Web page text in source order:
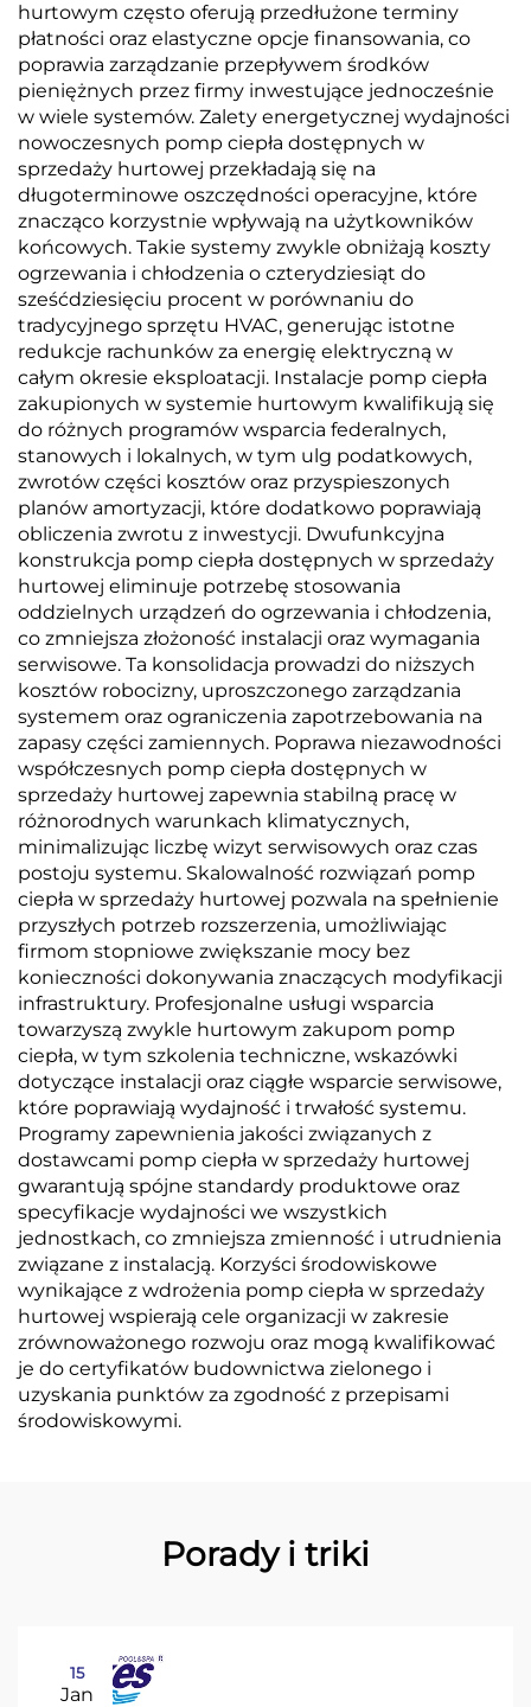
hurtowym często oferują przedłużone terminy
płatności oraz elastyczne opcje finansowania, co
poprawia zarządzanie przepływem środków
pieniężnych przez firmy inwestujące jednocześnie
w wiele systemów. Zalety energetycznej wydajności
nowoczesnych pomp ciepła dostępnych w
sprzedaży hurtowej przekładają się na
długoterminowe oszczędności operacyjne, które
znacząco korzystnie wpływają na użytkowników
końcowych. Takie systemy zwykle obniżają koszty
ogrzewania i chłodzenia o czterydziesiąt do
sześćdziesięciu procent w porównaniu do
tradycyjnego sprzętu HVAC, generując istotne
redukcje rachunków za energię elektryczną w
całym okresie eksploatacji. Instalacje pomp ciepła
zakupionych w systemie hurtowym kwalifikują się
do różnych programów wsparcia federalnych,
stanowych i lokalnych, w tym ulg podatkowych,
zwrotów części kosztów oraz przyspieszonych
planów amortyzacji, które dodatkowo poprawiają
obliczenia zwrotu z inwestycji. Dwufunkcyjna
konstrukcja pomp ciepła dostępnych w sprzedaży
hurtowej eliminuje potrzebę stosowania
oddzielnych urządzeń do ogrzewania i chłodzenia,
co zmniejsza złożoność instalacji oraz wymagania
serwisowe. Ta konsolidacja prowadzi do niższych
kosztów robocizny, uproszczonego zarządzania
systemem oraz ograniczenia zapotrzebowania na
zapasy części zamiennych. Poprawa niezawodności
współczesnych pomp ciepła dostępnych w
sprzedaży hurtowej zapewnia stabilną pracę w
różnorodnych warunkach klimatycznych,
minimalizując liczbę wizyt serwisowych oraz czas
postoju systemu. Skalowalność rozwiązań pomp
ciepła w sprzedaży hurtowej pozwala na spełnienie
przyszłych potrzeb rozszerzenia, umożliwiając
firmom stopniowe zwiększanie mocy bez
konieczności dokonywania znaczących modyfikacji
infrastruktury. Profesjonalne usługi wsparcia
towarzyszą zwykle hurtowym zakupom pomp
ciepła, w tym szkolenia techniczne, wskazówki
dotyczące instalacji oraz ciągłe wsparcie serwisowe,
które poprawiają wydajność i trwałość systemu.
Programy zapewnienia jakości związanych z
dostawcami pomp ciepła w sprzedaży hurtowej
gwarantują spójne standardy produktowe oraz
specyfikacje wydajności we wszystkich
jednostkach, co zmniejsza zmienność i utrudnienia
związane z instalacją. Korzyści środowiskowe
wynikające z wdrożenia pomp ciepła w sprzedaży
hurtowej wspierają cele organizacji w zakresie
zrównoważonego rozwoju oraz mogą kwalifikować
je do certyfikatów budownictwa zielonego i
uzyskania punktów za zgodność z przepisami
środowiskowymi.
Porady i triki
15
Jan